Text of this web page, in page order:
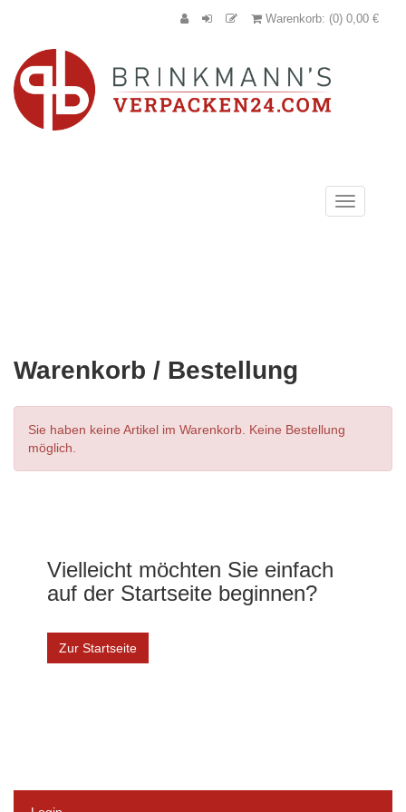
Warenkorb: (0) 0,00 €
Navigation
anzeigen
Warenkorb / Bestellung
Sie haben keine Artikel im Warenkorb. Keine Bestellung
möglich.
Vielleicht möchten Sie einfach
auf der Startseite beginnen?
Zur Startseite